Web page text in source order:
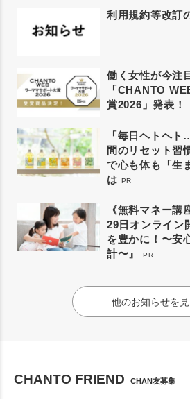
利用規約等改訂
働く女性が今注
「CHANTO
賞2026」発表！
「毎日ヘトヘ
間のリセット習
で心も体も「生
は PR
《無料マネー講
29日オンライン
を豊かに！〜安
計〜』
PR
他のお知らせを見
CHANTO FRIEND CHAN友募集